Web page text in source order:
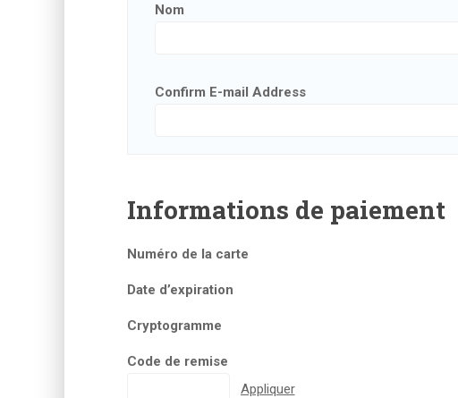
Nom
Confirm E-mail Address
Informations de paiement
Numéro de la carte
Date d’expiration
Cryptogramme
Code de remise